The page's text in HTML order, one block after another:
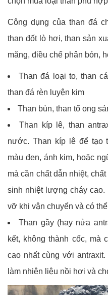
Công dụng của than đá
than đốt lò hơi, than sản
măng, điều chế phân bón,
Than đá loại to, than
than đá rèn luyện kim
Than bùn, than tổ ong
Than kíp lê, than
nước. Than kíp lê để tạo
màu đen, ánh kim, hoặc
mà cần chất dẫn nhiệt,
sinh nhiệt lượng cháy
vỡ khi vận chuyển và có
Than gầy (hay nửa
kết, không thành cốc, mà
cao nhất cùng với
làm nhiên liệu nồi hơi và